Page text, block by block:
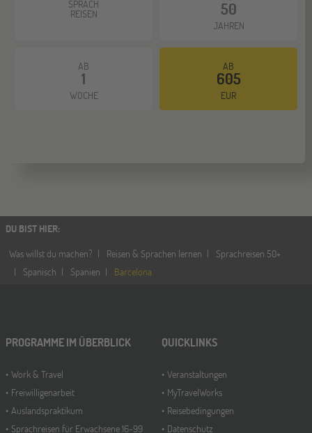
SPRACH
REISEN 50
JAHREN
AB
1
WOCHE
AB
605
EUR
DU BIST HIER:
Was willst du machen?
Reisen & Sprachen lernen
Sprachreisen 50+
Spanisch
Spanien Barcelona
PROGRAMME IM ÜBERBLICK
Work & Travel
Freiwilligenarbeit
Auslandspraktikum
Sprachreisen für Erwachsene 16-99
QUICKLINKS
Veranstaltungen
MyTravelWorks
Reisebedingungen
Datenschutz